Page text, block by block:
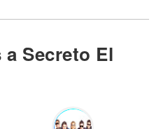
Secreto El